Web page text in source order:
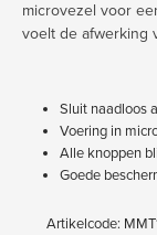
microvezel voor
voelt de afwerking
Sluit naadloos
Voering in
Alle knoppen
Goede
Artikelcode: